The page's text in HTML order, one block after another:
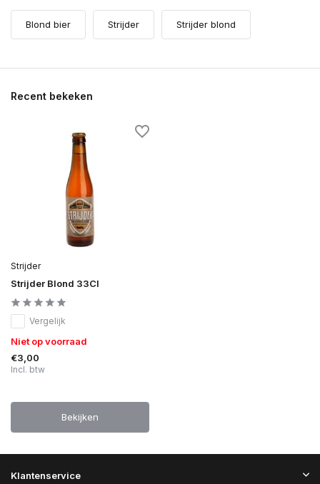
Blond bier Strijder Strijder blond
Recent bekeken
Strijder
Strijder Blond 33Cl
Vergelijk
Niet op voorraad
€3,00
Incl. btw
Bekijken
Klantenservice